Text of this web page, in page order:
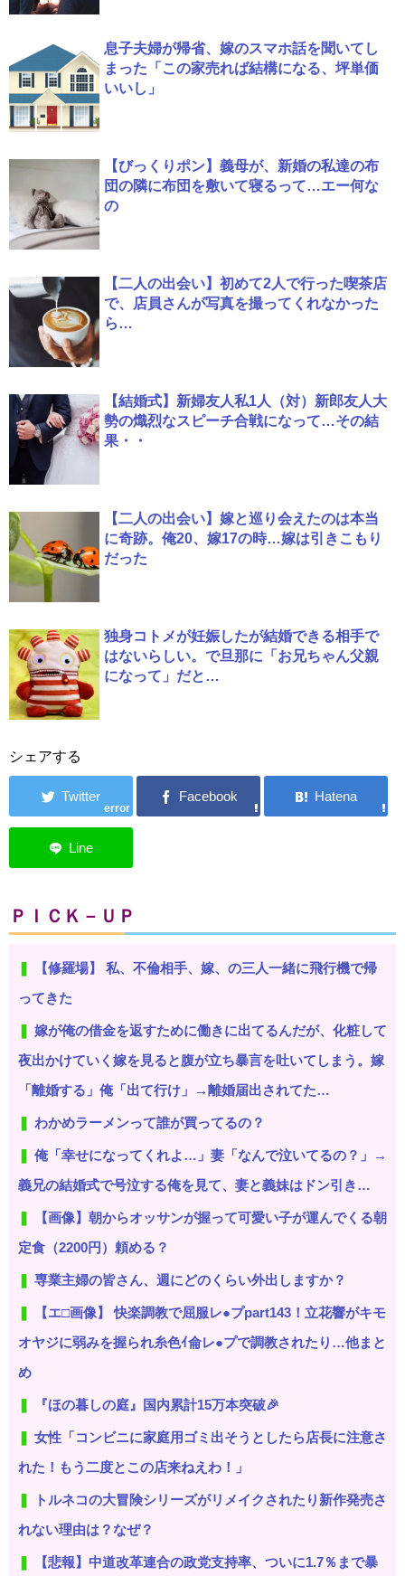
息子夫婦が帰省、嫁のスマホ話を聞いてし
まった「この家売れば結構になる、坪単価
いいし」
【びっくりポン】義母が、新婚の私達の布
団の隣に布団を敷いて寝るって…エー何な
の
【二人の出会い】初めて2人で行った喫茶店
で、店員さんが写真を撮ってくれなかった
ら…
【結婚式】新婦友人私1人（対）新郎友人大
勢の熾烈なスピーチ合戦になって…その結
果・・
【二人の出会い】嫁と巡り会えたのは本当
に奇跡。俺20、嫁17の時…嫁は引きこもり
だった
独身コトメが妊娠したが結婚できる相手で
はないらしい。で旦那に「お兄ちゃん父親
になって」だと…
シェアする
error
ＰＩＣＫ－ＵＰ
【修羅場】 私、不倫相手、嫁、の三人一緒に飛行機で帰
ってきた
嫁が俺の借金を返すために働きに出てるんだが、化粧して
夜出かけていく嫁を見ると腹が立ち暴言を吐いてしまう。嫁
「離婚する」俺「出て行け」→離婚届出されてた…
わかめラーメンって誰が買ってるの？
俺「幸せになってくれよ…」妻「なんで泣いてるの？」→
義兄の結婚式で号泣する俺を見て、妻と義妹はドン引き…
【画像】朝からオッサンが握って可愛い子が運んでくる朝
定食（2200円）頼める？
専業主婦の皆さん、週にどのくらい外出しますか？
【エ□画像】 快楽調教で屈服レ●プpart143！立花響がキモ
オヤジに弱みを握られ糸色ｲ侖レ●プで調教されたり…他まと
め
『ほの暮しの庭』国内累計15万本突破🎉
女性「コンビニに家庭用ゴミ出そうとしたら店長に注意さ
れた！もう二度とこの店来ねえわ！」
トルネコの大冒険シリーズがリメイクされたり新作発売さ
れない理由は？なぜ？
【悲報】中道改革連合の政党支持率、ついに1.7％まで暴